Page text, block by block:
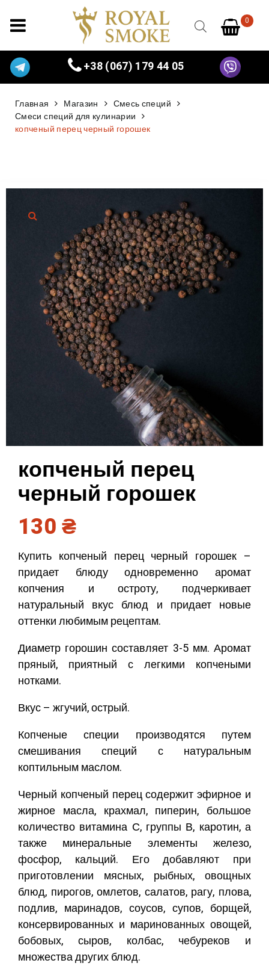
0
+38 (067) 179 44 05
Главная Магазин
Смесь специй
Смеси специй для кулинарии
копченый перец черный горошек
копченый перец
черный горошек
130₴
Купить копченый перец черный горошек –
придает блюду одновременно аромат
копчения и остроту, подчеркивает
натуральный вкус блюд и придает новые
оттенки любимым рецептам.
Диаметр горошин составляет 3-5 мм. Аромат
пряный, приятный с легкими копчеными
нотками.
Вкус – жгучий, острый.
Копченые специи производятся путем
смешивания специй с натуральным
коптильным маслом.
Черный копченый перец содержит эфирное и
жирное масла, крахмал, пиперин, большое
количество витамина С, группы В, каротин, а
также минеральные элементы железо,
фосфор, кальций. Его добавляют при
приготовлении мясных, рыбных, овощных
блюд, пирогов, омлетов, салатов, рагу, плова,
подлив, маринадов, соусов, супов, борщей,
консервированных и маринованных овощей,
бобовых, сыров, колбас, чебуреков и
множества других блюд.